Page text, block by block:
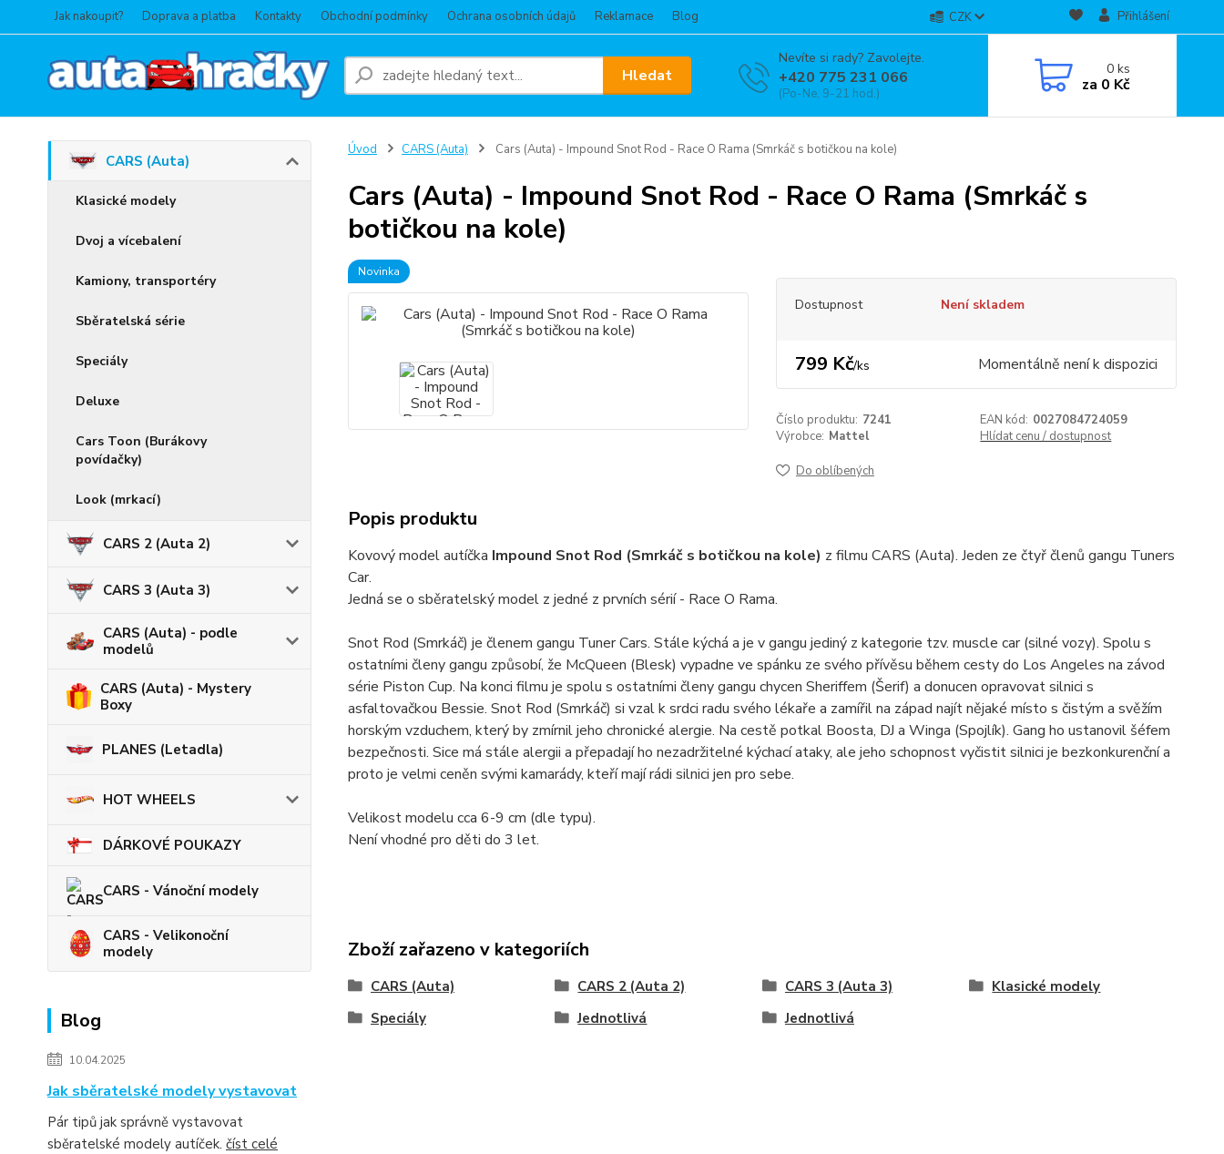
Jak nakoupit? Doprava a platba Kontakty Obchodní podmínky Ochrana osobních údajů Reklamace Blog CZK Přihlášení
Hledat
Nevíte si rady? Zavolejte.
+420 775 231 066
(Po-Ne, 9-21 hod.)
0ks
za 0 Kč
CARS (Auta)
Klasické modely
Dvoj a vícebalení
Kamiony, transportéry
Sběratelská série
Speciály
Deluxe
Cars Toon (Burákovy
povídačky)
Look (mrkací)
CARS 2 (Auta 2)
CARS 3 (Auta 3)
CARS (Auta) - podle
modelů
CARS (Auta) - Mystery
Boxy
PLANES (Letadla)
HOT WHEELS
DÁRKOVÉ POUKAZY
CARS - Vánoční modely
CARS - Velikonoční
modely
Blog
10.04.2025
Jak sběratelské modely vystavovat
Pár tipů jak správně vystavovat
sběratelské modely autíček. číst celé
Úvod CARS (Auta) Cars (Auta) - Impound Snot Rod - Race O Rama (Smrkáč s botičkou na kole)
Cars (Auta) - Impound Snot Rod - Race O Rama (Smrkáč s
botičkou na kole)
Novinka
Dostupnost Není skladem
799 Kč/ks Momentálně není k dispozici
Číslo produktu: 7241 EAN kód: 0027084724059
Výrobce: Mattel Hlídat cenu / dostupnost
Do oblíbených
Popis produktu
Kovový model autíčka Impound Snot Rod (Smrkáč s botičkou na kole) z filmu CARS (Auta). Jeden ze čtyř členů gangu Tuners
Car.
Jedná se o sběratelský model z jedné z prvních sérií - Race O Rama.
Snot Rod (Smrkáč) je členem gangu Tuner Cars. Stále kýchá a je v gangu jediný z kategorie tzv. muscle car (silné vozy). Spolu s
ostatními členy gangu způsobí, že McQueen (Blesk) vypadne ve spánku ze svého přívěsu během cesty do Los Angeles na závod
série Piston Cup. Na konci filmu je spolu s ostatními členy gangu chycen Sheriffem (Šerif) a donucen opravovat silnici s
asfaltovačkou Bessie. Snot Rod (Smrkáč) si vzal k srdci radu svého lékaře a zamířil na západ najít nějaké místo s čistým a svěžím
horským vzduchem, který by zmírnil jeho chronické alergie. Na cestě potkal Boosta, DJ a Winga (Spojlík). Gang ho ustanovil šéfem
bezpečnosti. Sice má stále alergii a přepadají ho nezadržitelné kýchací ataky, ale jeho schopnost vyčistit silnici je bezkonkurenční a
proto je velmi ceněn svými kamarády, kteří mají rádi silnici jen pro sebe.
Velikost modelu cca 6-9 cm (dle typu).
Není vhodné pro děti do 3 let.
Zboží zařazeno v kategoriích
CARS (Auta) CARS 2 (Auta 2) CARS 3 (Auta 3)
Klasické modely
Speciály
Jednotlivá Jednotlivá